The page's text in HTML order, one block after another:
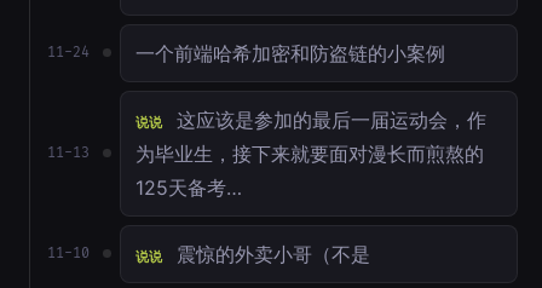
11-24 一个前端哈希加密和防盗链的小案例
11-13
说说
这应该是参加的最后一届运动会，作
为毕业生，接下来就要面对漫长而煎熬的
125天备考…
11-10 说说 震惊的外卖小哥（不是